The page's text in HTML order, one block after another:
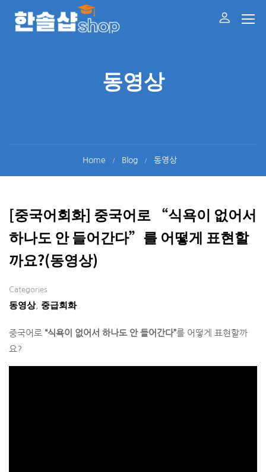
동영상
Home Blog 동영상
[중국어회화] 중국어로 “식욕이 없어서
하나도 안 들어간다”를 어떻게 표현할
까요?(동영상)
Categories
동영상, 중급회화
중국어로 “식욕이 없어서 하나도 안 들어간다”를 어떻게 표현할까
요?